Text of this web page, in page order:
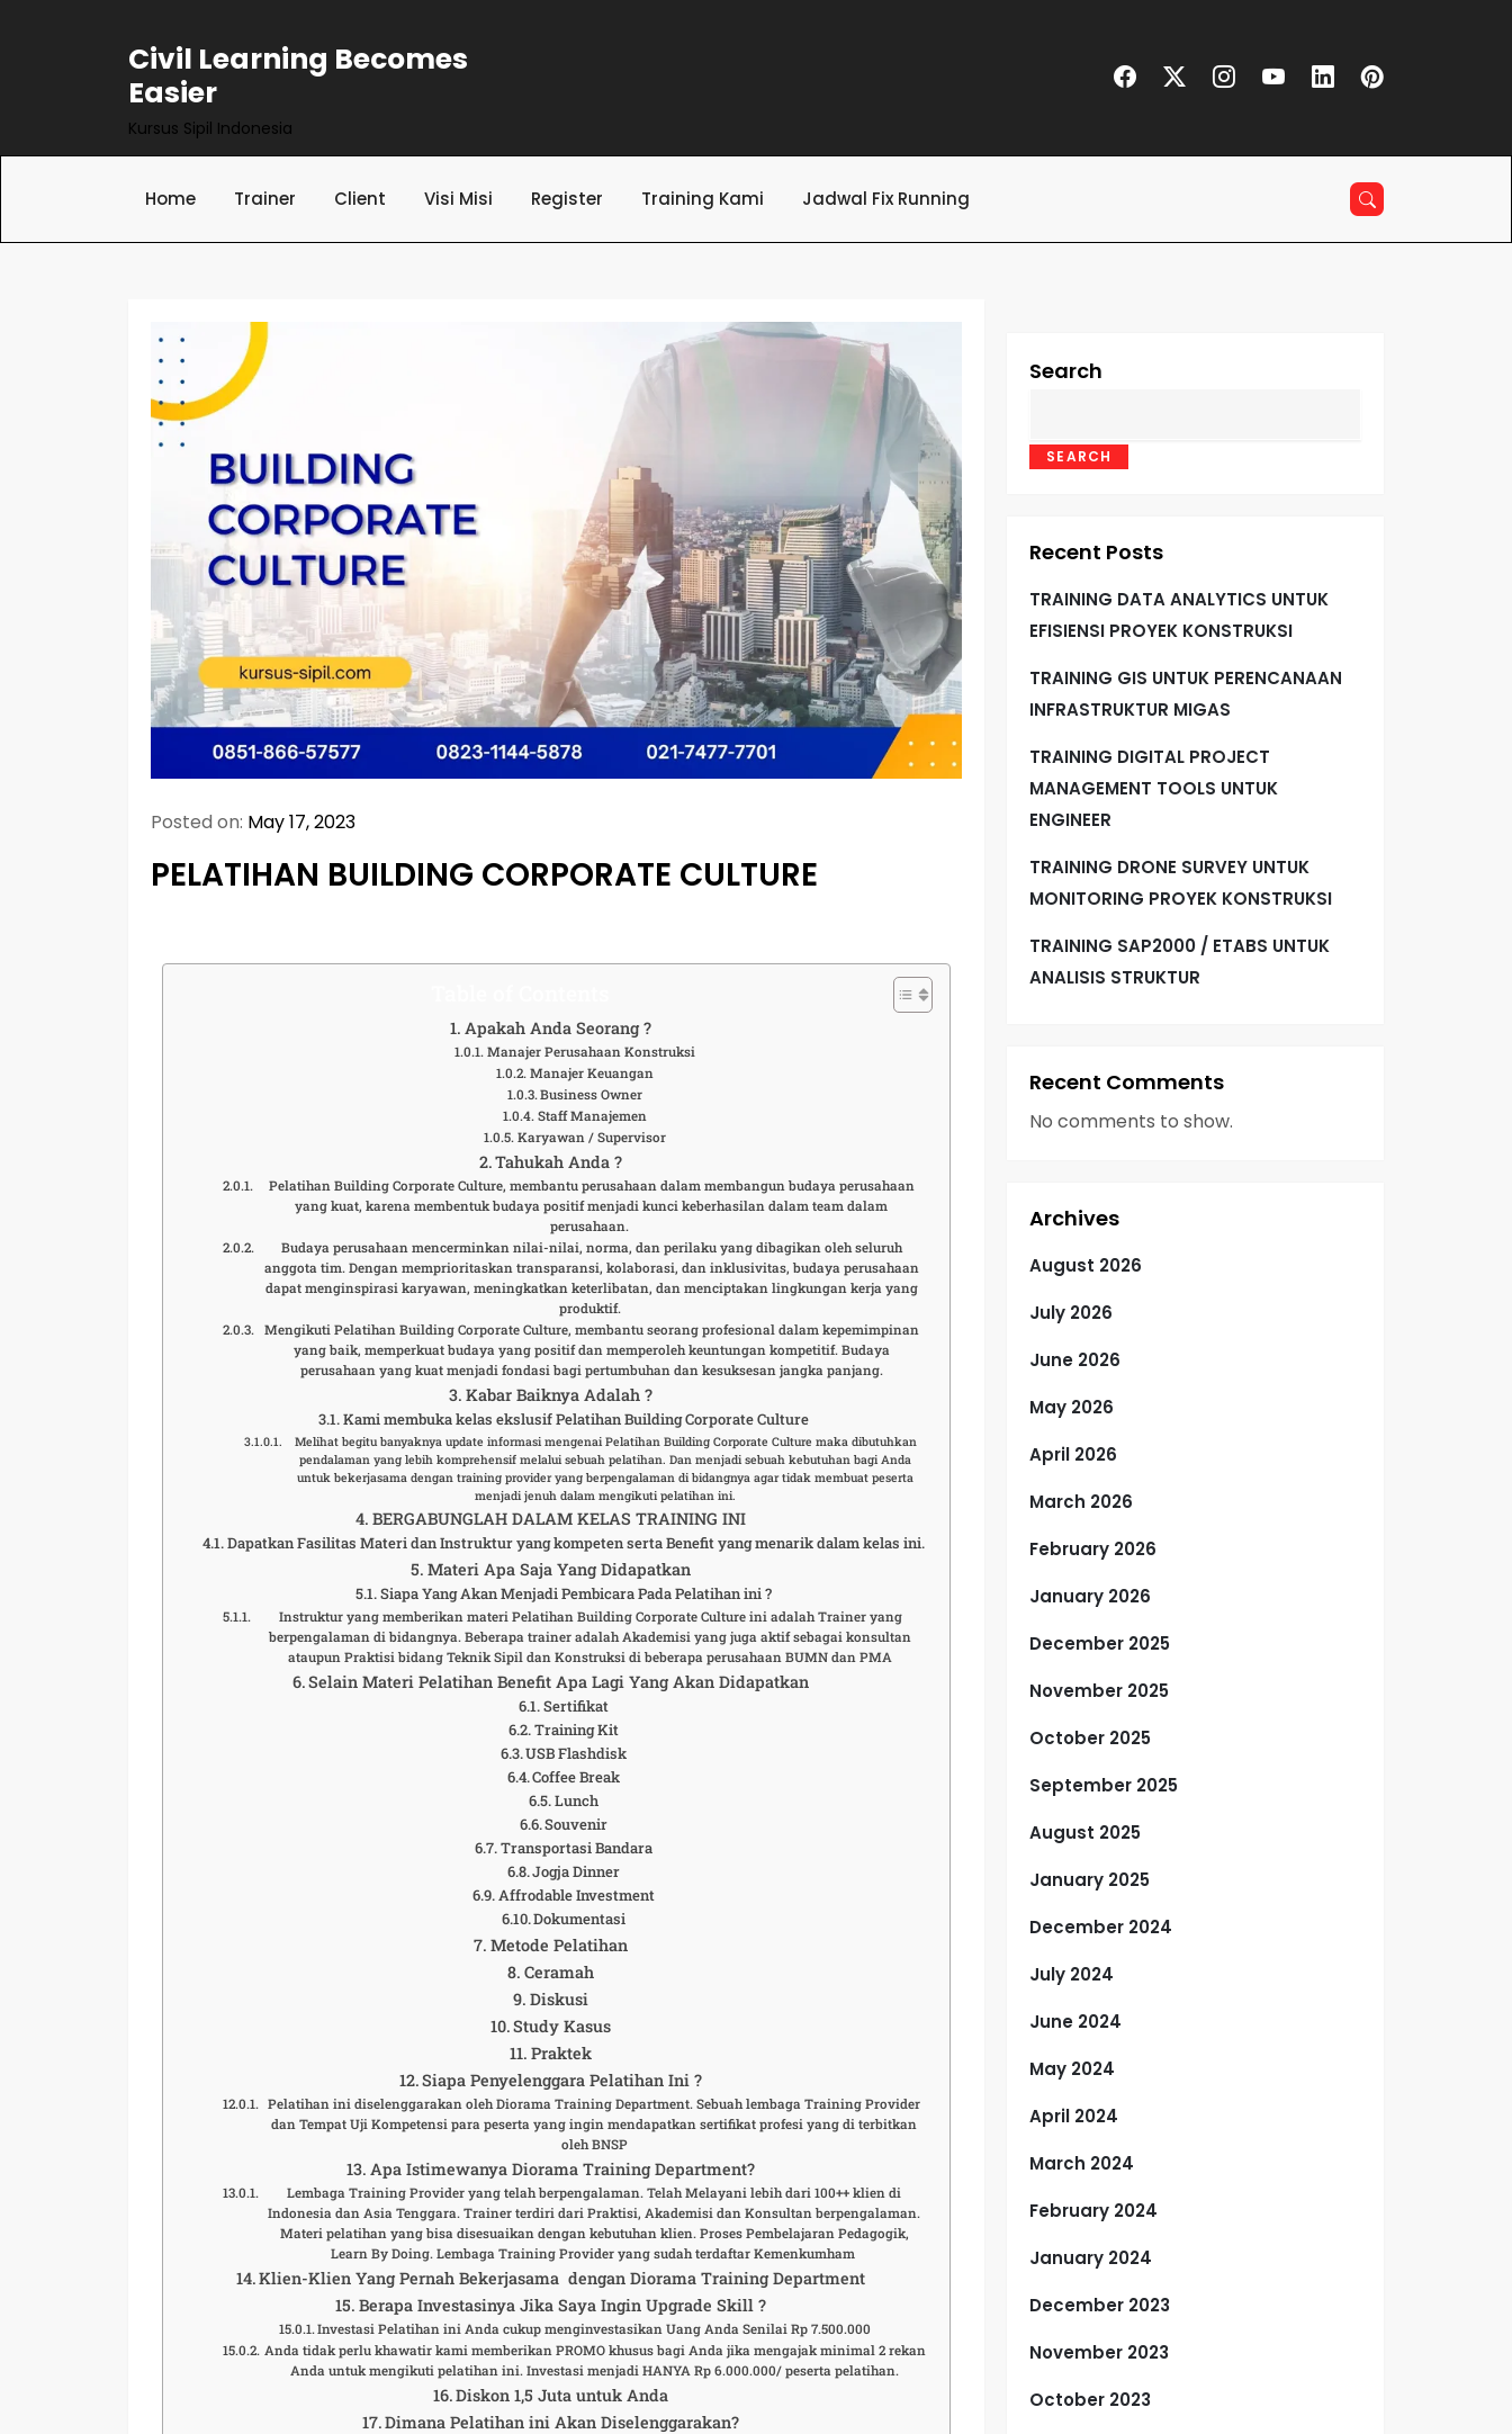
Civil Learning Becomes
Easier
Kursus Sipil Indonesia
Home Trainer Client Visi Misi Register Training Kami Jadwal Fix Running
Posted on: May 17, 2023
PELATIHAN BUILDING CORPORATE CULTURE
Apakah Anda Seorang ?
Manajer Perusahaan Konstruksi
Manajer Keuangan
Business Owner
Staff Manajemen
Karyawan / Supervisor
Tahukah Anda ?
Pelatihan Building Corporate Culture, membantu perusahaan dalam membangun budaya perusahaan
yang kuat, karena membentuk budaya positif menjadi kunci keberhasilan dalam team dalam
perusahaan.
Budaya perusahaan mencerminkan nilai-nilai, norma, dan perilaku yang dibagikan oleh seluruh
anggota tim. Dengan memprioritaskan transparansi, kolaborasi, dan inklusivitas, budaya perusahaan
dapat menginspirasi karyawan, meningkatkan keterlibatan, dan menciptakan lingkungan kerja yang
produktif.
Mengikuti Pelatihan Building Corporate Culture, membantu seorang profesional dalam kepemimpinan
yang baik, memperkuat budaya yang positif dan memperoleh keuntungan kompetitif. Budaya
perusahaan yang kuat menjadi fondasi bagi pertumbuhan dan kesuksesan jangka panjang.
Kabar Baiknya Adalah ?
Kami membuka kelas ekslusif Pelatihan Building Corporate Culture
Melihat begitu banyaknya update informasi mengenai Pelatihan Building Corporate Culture maka dibutuhkan
pendalaman yang lebih komprehensif melalui sebuah pelatihan. Dan menjadi sebuah kebutuhan bagi Anda
untuk bekerjasama dengan training provider yang berpengalaman di bidangnya agar tidak membuat peserta
menjadi jenuh dalam mengikuti pelatihan ini.
BERGABUNGLAH DALAM KELAS TRAINING INI
Dapatkan Fasilitas Materi dan Instruktur yang kompeten serta Benefit yang menarik dalam kelas ini.
Materi Apa Saja Yang Didapatkan
Siapa Yang Akan Menjadi Pembicara Pada Pelatihan ini ?
Instruktur yang memberikan materi Pelatihan Building Corporate Culture ini adalah Trainer yang
berpengalaman di bidangnya. Beberapa trainer adalah Akademisi yang juga aktif sebagai konsultan
ataupun Praktisi bidang Teknik Sipil dan Konstruksi di beberapa perusahaan BUMN dan PMA
Selain Materi Pelatihan Benefit Apa Lagi Yang Akan Didapatkan
Sertifikat
Training Kit
USB Flashdisk
Coffee Break
Lunch
Souvenir
Transportasi Bandara
Jogja Dinner
Affrodable Investment
Dokumentasi
Metode Pelatihan
Ceramah
Diskusi
Study Kasus
Praktek
Siapa Penyelenggara Pelatihan Ini ?
Pelatihan ini diselenggarakan oleh Diorama Training Department. Sebuah lembaga Training Provider
dan Tempat Uji Kompetensi para peserta yang ingin mendapatkan sertifikat profesi yang di terbitkan
oleh BNSP
Apa Istimewanya Diorama Training Department?
Lembaga Training Provider yang telah berpengalaman. Telah Melayani lebih dari 100++ klien di
Indonesia dan Asia Tenggara. Trainer terdiri dari Praktisi, Akademisi dan Konsultan berpengalaman.
Materi pelatihan yang bisa disesuaikan dengan kebutuhan klien. Proses Pembelajaran Pedagogik,
Learn By Doing. Lembaga Training Provider yang sudah terdaftar Kemenkumham
Klien-Klien Yang Pernah Bekerjasama dengan Diorama Training Department
Berapa Investasinya Jika Saya Ingin Upgrade Skill ?
Investasi Pelatihan ini Anda cukup menginvestasikan Uang Anda Senilai Rp 7.500.000
Anda tidak perlu khawatir kami memberikan PROMO khusus bagi Anda jika mengajak minimal 2 rekan
Anda untuk mengikuti pelatihan ini. Investasi menjadi HANYA Rp 6.000.000/ peserta pelatihan.
Diskon 1,5 Juta untuk Anda
Dimana Pelatihan ini Akan Diselenggarakan?
Search
SEARCH
Recent Posts
TRAINING DATA ANALYTICS UNTUK
EFISIENSI PROYEK KONSTRUKSI
TRAINING GIS UNTUK PERENCANAAN
INFRASTRUKTUR MIGAS
TRAINING DIGITAL PROJECT
MANAGEMENT TOOLS UNTUK
ENGINEER
TRAINING DRONE SURVEY UNTUK
MONITORING PROYEK KONSTRUKSI
TRAINING SAP2000 / ETABS UNTUK
ANALISIS STRUKTUR
Recent Comments
No comments to show.
Archives
August 2026
July 2026
June 2026
May 2026
April 2026
March 2026
February 2026
January 2026
December 2025
November 2025
October 2025
September 2025
August 2025
January 2025
December 2024
July 2024
June 2024
May 2024
April 2024
March 2024
February 2024
January 2024
December 2023
November 2023
October 2023